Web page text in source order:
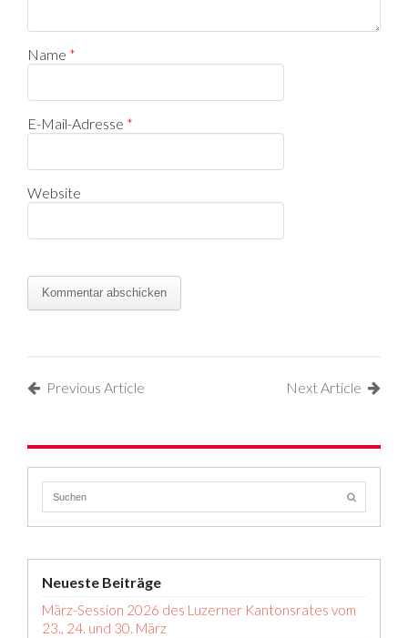
Name *
E-Mail-Adresse *
Website
Previous Article Next Article
Neueste Beiträge
März-Session 2026 des Luzerner Kantonsrates vom
23., 24. und 30. März